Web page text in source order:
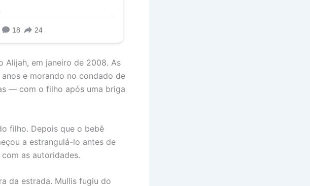
em janeiro de 2008. As
e morando no condado de
— com o filho após uma briga
filho. Depois que o bebê
a estrangulá-lo antes de
as autoridades.
da estrada. Mullis fugiu do